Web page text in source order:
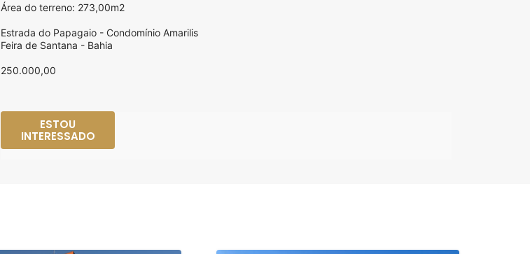
Área do terreno: 273,00m2
Estrada do Papagaio - Condomínio Amarilis
Feira de Santana - Bahia
250.000,00
ESTOU
INTERESSADO